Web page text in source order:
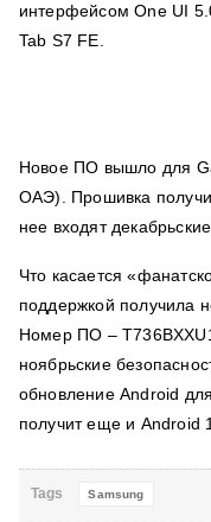
интерфейсом One UI
Tab S7 FE.
Новое ПО вышло для
ОАЭ). Прошивка
нее входят
Что касается
поддержкой получила
Номер ПО –
ноябрьские
обновление Android
получит еще и Android
Tags Samsung